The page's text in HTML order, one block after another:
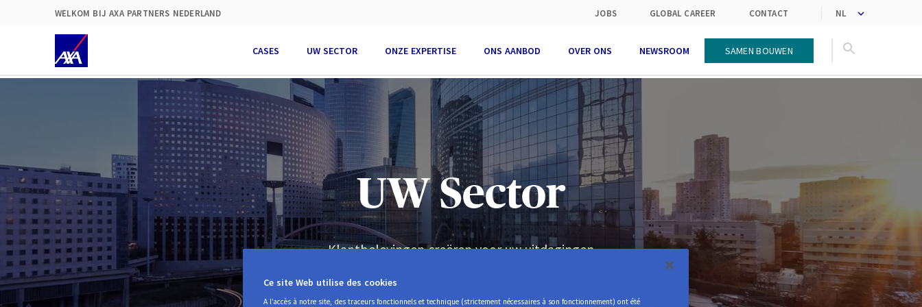
WELKOM BIJ AXA PARTNERS NEDERLAND JOBS GLOBAL CAREER CONTACT
CASES UW SECTOR ONZE EXPERTISE ONS AANBOD OVER ONS NEWSROOM Samen bouwen
UW Sector
Klantbelevingen creëren voor uw uitdagingen
Ce site Web utilise des cookies
A l’accès à notre site, des traceurs fonctionnels et technique (strictement nécessaires à son fonctionnement) ont été